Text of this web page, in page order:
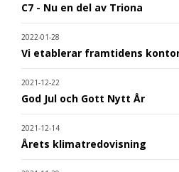
C7 - Nu en del av Triona
2022-01-28
Vi etablerar framtidens
2021-12-22
God Jul och Gott Nytt År
2021-12-14
Årets klimatredovisning